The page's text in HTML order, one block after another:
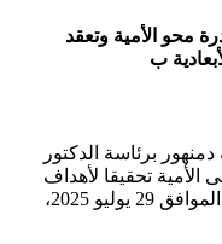
محو الأمية وتعقد
برئاسة الدكتور
الأمية تحقيقا لأهداف
التنمية المستدامة، انطلقت اليوم الثلاثاء الموافق 29 يوليو 2025،